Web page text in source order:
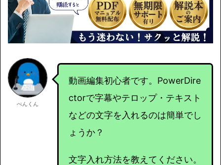
ぺんくん
動画編集初心者です。PowerDire
ctorで字幕やテロップ・テキスト
などの文字を入れるのは簡単でし
ょうか？
文字入れ方法を教えてください。